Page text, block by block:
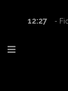
12:27
-